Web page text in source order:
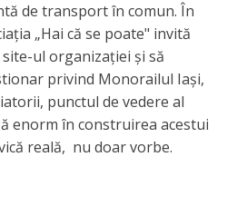
de transport în comun. În
„Hai că se poate" invită
ul organizației și să
privind Monorailul Iași,
punctul de vedere al
enorm în construirea acestui
reală, nu doar vorbe.